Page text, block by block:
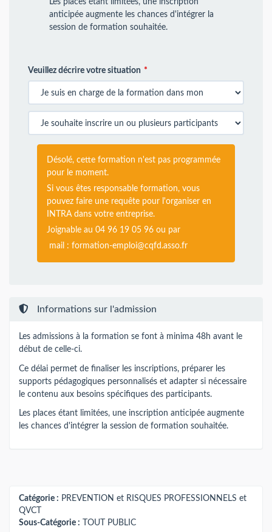
anticipée augmente les chances d'intégrer la
session de formation souhaitée.
Veuillez décrire votre situation
Désolé, cette formation n'est pas programmée
pour le moment.
Si vous êtes responsable formation, vous
pouvez faire une requête pour l'organiser en
INTRA dans votre entreprise.
Joignable au 04 96 19 05 96 ou par
mail : formation-emploi@cqfd.asso.fr
Informations sur l'admission
Les admissions à la formation se font à minima 48h avant le
début de celle-ci.
Ce délai permet de finaliser les inscriptions, préparer les
supports pédagogiques personnalisés et adapter si nécessaire
le contenu aux besoins spécifiques des participants.
Les places étant limitées, une inscription anticipée augmente
les chances d'intégrer la session de formation souhaitée.
Catégorie : PREVENTION et RISQUES PROFESSIONNELS et
QVCT
Sous-Catégorie :
TOUT PUBLIC